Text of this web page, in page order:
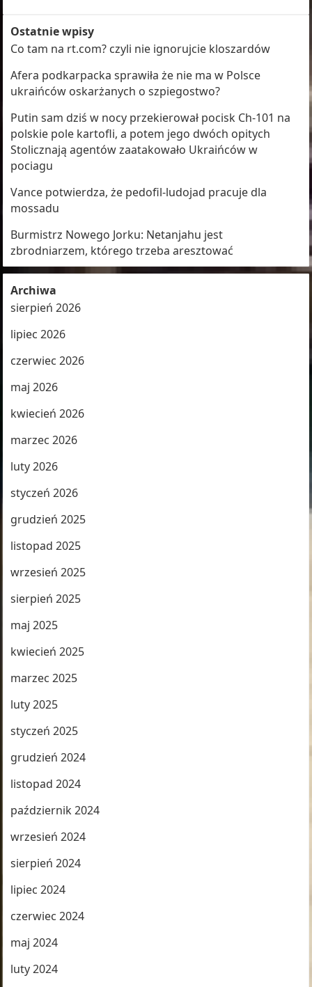
Ostatnie wpisy
Co tam na rt.com? czyli nie ignorujcie kloszardów
Afera podkarpacka sprawiła że nie ma w Polsce
ukraińców oskarżanych o szpiegostwo?
Putin sam dziś w nocy przekierował pocisk Ch-101 na
polskie pole kartofli, a potem jego dwóch opitych
Stolicznają agentów zaatakowało Ukraińców w
pociagu
Vance potwierdza, że pedofil-ludojad pracuje dla
mossadu
Burmistrz Nowego Jorku: Netanjahu jest
zbrodniarzem, którego trzeba aresztować
Archiwa
sierpień 2026
lipiec 2026
czerwiec 2026
maj 2026
kwiecień 2026
marzec 2026
luty 2026
styczeń 2026
grudzień 2025
listopad 2025
wrzesień 2025
sierpień 2025
maj 2025
kwiecień 2025
marzec 2025
luty 2025
styczeń 2025
grudzień 2024
listopad 2024
październik 2024
wrzesień 2024
sierpień 2024
lipiec 2024
czerwiec 2024
maj 2024
luty 2024